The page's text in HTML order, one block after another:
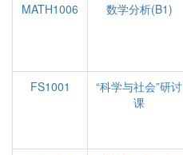
MATH1006
数学分析(B1)
FS1001
“科学与社会”研讨
课